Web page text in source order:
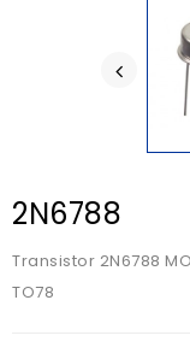
2N6788
Transistor 2N6788
TO78